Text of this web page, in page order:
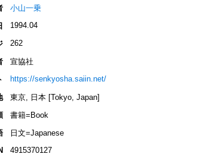
小山一乗
1994.04
262
宣協社
https://senkyosha.saiin.net/
東京, 日本 [Tokyo, Japan]
書籍=Book
日文=Japanese
4915370127